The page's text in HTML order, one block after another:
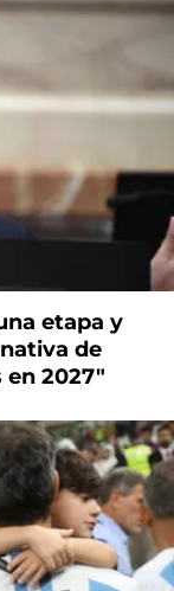
etapa y
de
en 2027"